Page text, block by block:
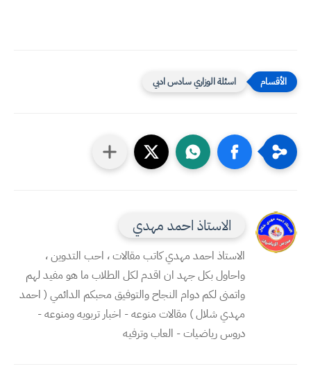
اسئلة الوزاري سادس ادبي
الاستاذ احمد مهدي
الاستاذ احمد مهدي كاتب مقالات ، احب التدوين ،
واحاول بكل جهد ان اقدم لكل الطلاب ما هو مفيد لهم
واتمنى لكم دوام النجاح والتوفيق محبكم الدائمي ( احمد
مهدي شلال ) مقالات منوعه - اخبار تربويه ومنوعه -
دروس رياضيات - العاب وترفيه